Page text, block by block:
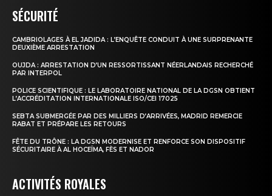
SÉCURITÉ
CAMBRIOLAGES À EL JADIDA : L’ENQUÊTE CONDUIT À UNE SURPRENANTE
DEUXIÈME ARRESTATION
OUJDA : ARRESTATION D’UN RESSORTISSANT NÉERLANDAIS RECHERCHÉ
PAR INTERPOL
POLICE SCIENTIFIQUE : LE LABORATOIRE NATIONAL DE LA DGSN OBTIENT
L’ACCRÉDITATION INTERNATIONALE ISO/CEI 17025
SEBTA SUBMERGÉE PAR DES MILLIERS D’ARRIVÉES, MADRID REMERCIE
RABAT ET PRÉPARE LES RETOURS
FÊTE DU TRÔNE : LA DGSN MODERNISE ET RENFORCE SON DISPOSITIF
SÉCURITAIRE À AL HOCEÏMA, FÈS ET NADOR
ACTIVITÉS ROYALES